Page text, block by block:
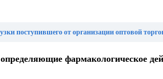
от организации оптовой торговли товара
фармакологическое